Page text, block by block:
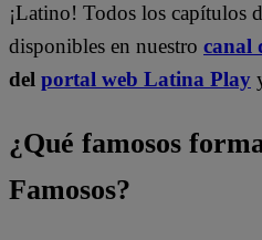
¡Latino! Todos los capítulos
disponibles en nuestro canal
del portal web Latina Play
¿Qué famosos
Famosos?